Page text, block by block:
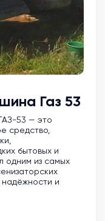
Газ 53
53 — это
средство,
бытовых и
одним из самых
и